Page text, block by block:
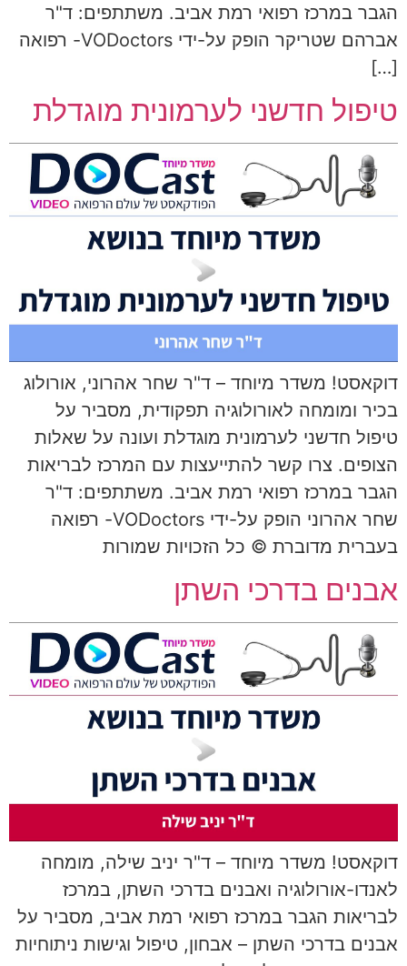
הגבר במרכז רפואי רמת אביב. משתתפים: ד"ר
אברהם שטריקר הופק על-ידי VODoctors- רפואה
[…]
טיפול חדשני לערמונית מוגדלת
דוקאסט! משדר מיוחד – ד"ר שחר אהרוני, אורולוג
בכיר ומומחה לאורולוגיה תפקודית, מסביר על
טיפול חדשני לערמונית מוגדלת ועונה על שאלות
הצופים. צרו קשר להתייעצות עם המרכז לבריאות
הגבר במרכז רפואי רמת אביב. משתתפים: ד"ר
שחר אהרוני הופק על-ידי VODoctors- רפואה
בעברית מדוברת © כל הזכויות שמורות
אבנים בדרכי השתן
דוקאסט! משדר מיוחד – ד"ר יניב שילה, מומחה
לאנדו-אורולוגיה ואבנים בדרכי השתן, במרכז
לבריאות הגבר במרכז רפואי רמת אביב, מסביר על
אבנים בדרכי השתן – אבחון, טיפול וגישות ניתוחיות